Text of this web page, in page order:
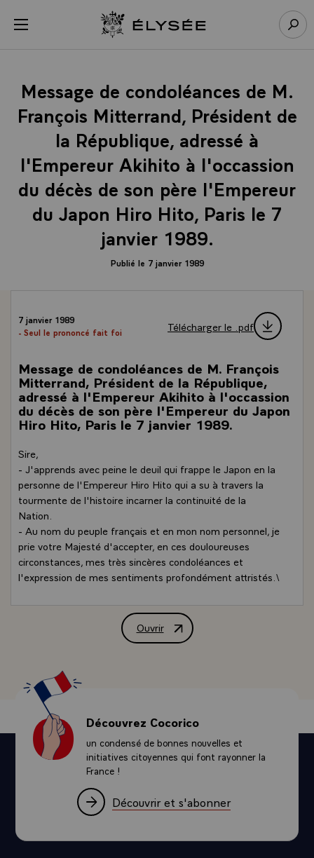
menu Retour à l’accueil Élysée
Message de condoléances de M.
François Mitterrand, Président de
la République, adressé à
l'Empereur Akihito à l'occassion
du décès de son père l'Empereur
du Japon Hiro Hito, Paris le 7
janvier 1989.
Publié le 7 janvier 1989
7 janvier 1989
- Seul le prononcé fait foi
Télécharger le .pdf
Message de condoléances de M. François
Mitterrand, Président de la République,
adressé à l'Empereur Akihito à l'occassion
du décès de son père l'Empereur du Japon
Hiro Hito, Paris le 7 janvier 1989.
Sire,
- J'apprends avec peine le deuil qui frappe le Japon en la
personne de l'Empereur Hiro Hito qui a su à travers la
tourmente de l'histoire incarner la continuité de la
Nation.
- Au nom du peuple français et en mon nom personnel, je
prie votre Majesté d'accepter, en ces douloureuses
circonstances, mes très sincères condoléances et
l'expression de mes sentiments profondément attristés.\
Ouvrir
Message de condoléances de M.
Découvrez Cocorico
un condensé de bonnes nouvelles et
initiatives citoyennes qui font rayonner la
France !
Découvrir et s'abonner
Panneau de gestion des cookies